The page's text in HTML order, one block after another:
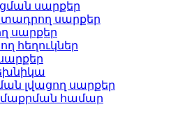
սարքեր
սարքեր
սարքեր
հեղուկներ
լվացող սարքեր
մաքրման համար